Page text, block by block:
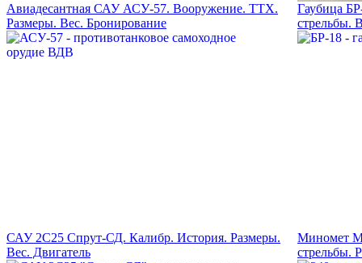
Авиадесантная САУ АСУ-57. Вооружение. ТТХ.
Размеры. Вес. Бронирование
Гаубица
стрельбы.
САУ 2С25 Спрут-СД. Калибр. История. Размеры.
Вес. Двигатель
Миномет
стрельбы.